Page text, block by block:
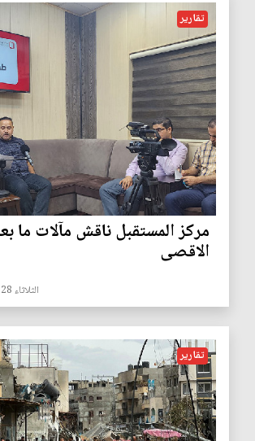
تقارير
مركز المستقبل ناقش مآلات ما
الاقصى
الثلاثاء 28 تشرين الثاني 2023
تقارير